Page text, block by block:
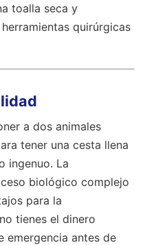
toalla seca y
quirúrgicas
a dos animales
tener una cesta llena
ingenuo. La
biológico complejo
para la
tienes el dinero
emergencia antes de